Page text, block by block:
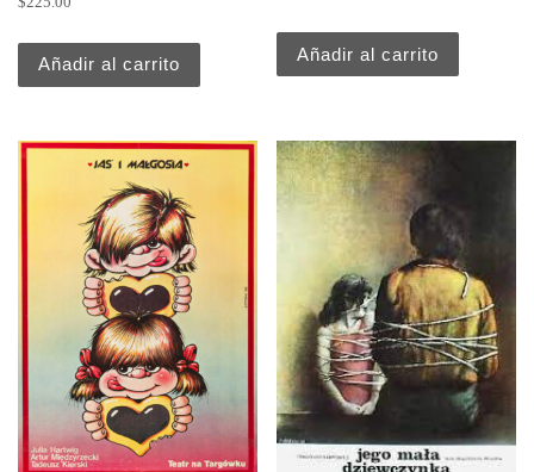
Añadir al carrito
Añadir al carrito